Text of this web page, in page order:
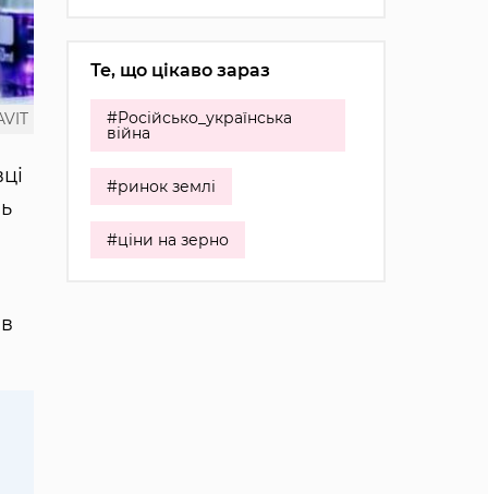
Те, що цікаво зараз
#Російсько_українська
війна
#ринок землі
#ціни на зерно